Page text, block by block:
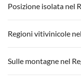
Posizione isolata nel
Regioni vitivinicole
Sulle montagne nel